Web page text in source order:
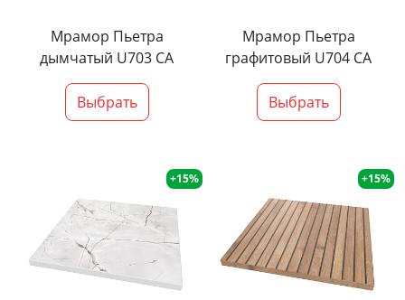
Мрамор Пьетра
дымчатый U703 CA
Выбрать
Мрамор Пьетра
графитовый U704 CA
Выбрать
+15% +15%